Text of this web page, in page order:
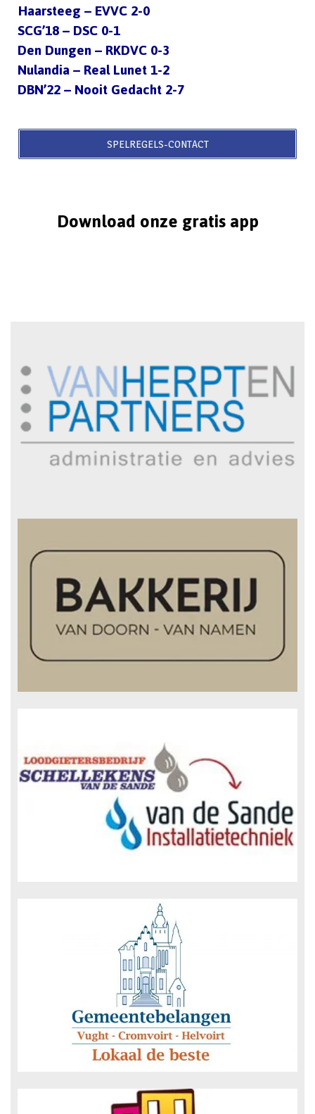
Haarsteeg – EVVC 2-0
SCG’18 – DSC 0-1
Den Dungen – RKDVC 0-3
Nulandia – Real Lunet 1-2
DBN’22 – Nooit Gedacht 2-7
SPELREGELS-CONTACT
Download onze gratis app